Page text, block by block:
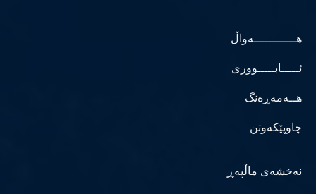
هــــــــــــەواڵ
ئـــــابـــــووری
هــەمەڕەنگ
چاوپێکەوتن
نەخشەی ماڵپەڕ